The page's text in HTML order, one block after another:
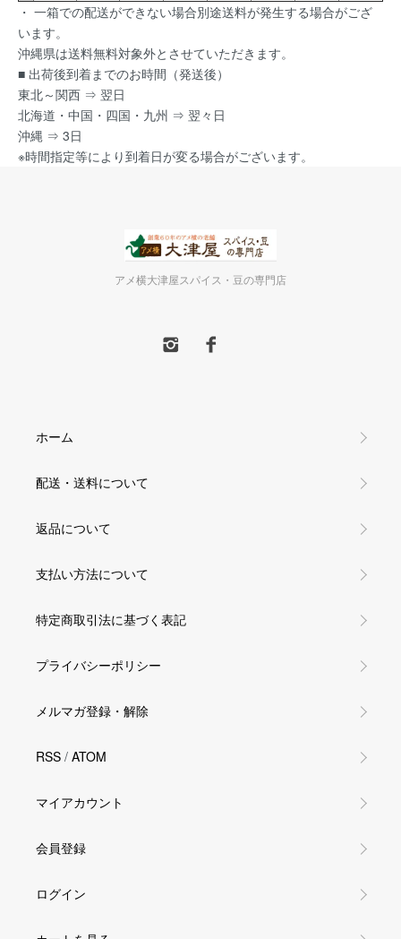
・ 一箱での配送ができない場合別途送料が発生する場合がござ
います。
沖縄県は送料無料対象外とさせていただきます。
■ 出荷後到着までのお時間（発送後）
東北～関西 ⇒ 翌日
北海道・中国・四国・九州 ⇒ 翌々日
沖縄 ⇒ 3日
※時間指定等により到着日が変る場合がございます。
アメ横大津屋スパイス・豆の専門店
ホーム
配送・送料について
返品について
支払い方法について
特定商取引法に基づく表記
プライバシーポリシー
メルマガ登録・解除
RSS / ATOM
マイアカウント
会員登録
ログイン